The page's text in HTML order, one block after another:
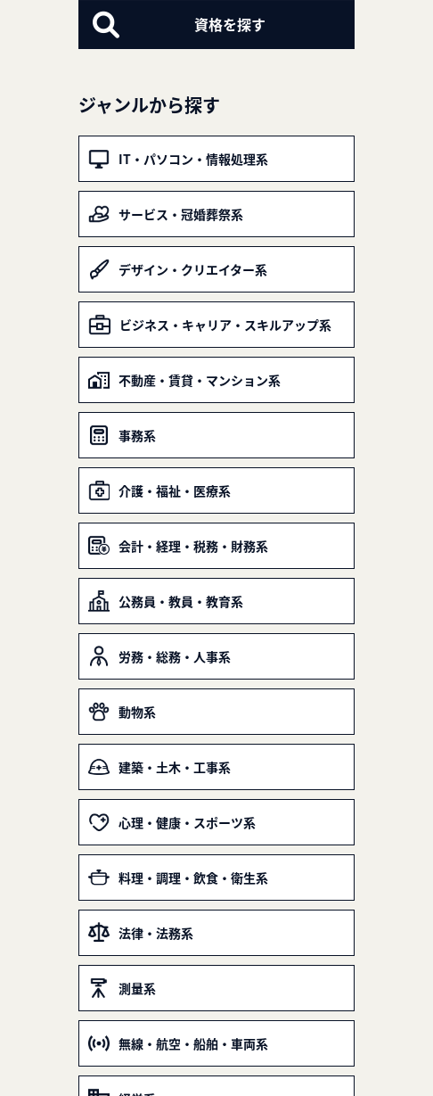
ジャンルから探す
IT・パソコン・情報処理系
サービス・冠婚葬祭系
デザイン・クリエイター系
ビジネス・キャリア・スキルアップ系
不動産・賃貸・マンション系
事務系
介護・福祉・医療系
会計・経理・税務・財務系
公務員・教員・教育系
労務・総務・人事系
動物系
建築・土木・工事系
心理・健康・スポーツ系
料理・調理・飲食・衛生系
法律・法務系
測量系
無線・航空・船舶・車両系